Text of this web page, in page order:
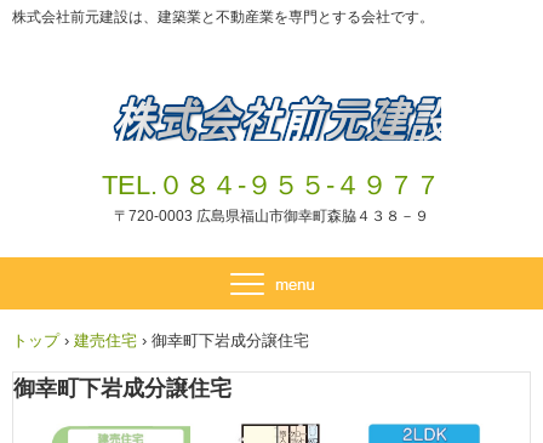
株式会社前元建設は、建築業と不動産業を専門とする会社です。
TEL.０８４-９５５-４９７７
〒720-0003 広島県福山市御幸町森脇４３８－９
トップ › 建売住宅 › 御幸町下岩成分譲住宅
御幸町下岩成分譲住宅